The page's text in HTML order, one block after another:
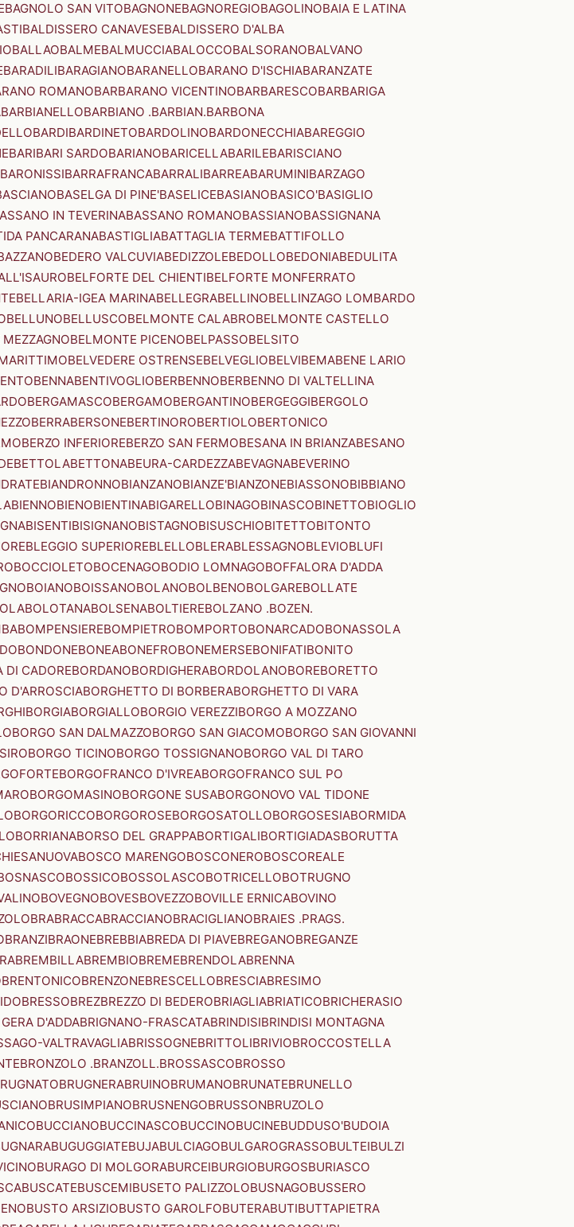
BAGNOLO SAN VITOBAGNONEBAGNOREGIOBAGOLINOBAIA E LATINA
BALDISSERO CANAVESEBALDISSERO D'ALBA
BALLAOBALMEBALMUCCIABALOCCOBALSORANOBALVANO
BARADILIBARAGIANOBARANELLOBARANO D'ISCHIABARANZATE
ROMANOBARBARANO VICENTINOBARBARESCOBARBARIGA
BARBIANELLOBARBIANO .BARBIAN.BARBONA
BARDIBARDINETOBARDOLINOBARDONECCHIABAREGGIO
BARIBARI SARDOBARIANOBARICELLABARILEBARISCIANO
BARONISSIBARRAFRANCABARRALIBARREABARUMINIBARZAGO
BASELGA DI PINE'BASELICEBASIANOBASICO'BASIGLIO
IN TEVERINABASSANO ROMANOBASSIANOBASSIGNANA
PANCARANABASTIGLIABATTAGLIA TERMEBATTIFOLLO
BEDERO VALCUVIABEDIZZOLEBEDOLLOBEDONIABEDULITA
BELFORTE DEL CHIENTIBELFORTE MONFERRATO
BELLARIA-IGEA MARINABELLEGRABELLINOBELLINZAGO LOMBARDO
BELLUNOBELLUSCOBELMONTE CALABROBELMONTE CASTELLO
BELMONTE PICENOBELPASSOBELSITO
BELVEDERE OSTRENSEBELVEGLIOBELVIBEMABENE LARIO
BENNABENTIVOGLIOBERBENNOBERBENNO DI VALTELLINA
BERGAMASCOBERGAMOBERGANTINOBERGEGGIBERGOLO
BERRABERSONEBERTINOROBERTIOLOBERTONICO
BERZO INFERIOREBERZO SAN FERMOBESANA IN BRIANZABESANO
BETTOLABETTONABEURA-CARDEZZABEVAGNABEVERINO
BIANDRONNOBIANZANOBIANZE'BIANZONEBIASSONOBIBBIANO
BIENNOBIENOBIENTINABIGARELLOBINAGOBINASCOBINETTOBIOGLIO
BISENTIBISIGNANOBISTAGNOBISUSCHIOBITETTOBITONTO
BLEGGIO SUPERIOREBLELLOBLERABLESSAGNOBLEVIOBLUFI
BOCCIOLETOBOCENAGOBODIO LOMNAGOBOFFALORA D'ADDA
BOIANOBOISSANOBOLANOBOLBENOBOLGAREBOLLATE
BOLOTANABOLSENABOLTIEREBOLZANO .BOZEN.
BOMPENSIEREBOMPIETROBOMPORTOBONARCADOBONASSOLA
BONDONEBONEABONEFROBONEMERSEBONIFATIBONITO
DI CADOREBORDANOBORDIGHERABORDOLANOBOREBORETTO
D'ARROSCIABORGHETTO DI BORBERABORGHETTO DI VARA
BORGIABORGIALLOBORGIO VEREZZIBORGO A MOZZANO
BORGO SAN DALMAZZOBORGO SAN GIACOMOBORGO SAN GIOVANNI
BORGO TICINOBORGO TOSSIGNANOBORGO VAL DI TARO
BORGOFRANCO D'IVREABORGOFRANCO SUL PO
BORGOMASINOBORGONE SUSABORGONOVO VAL TIDONE
BORGORICCOBORGOROSEBORGOSATOLLOBORGOSESIABORMIDA
BORRIANABORSO DEL GRAPPABORTIGALIBORTIGIADASBORUTTA
BOSCO MARENGOBOSCONEROBOSCOREALE
BOSSICOBOSSOLASCOBOTRICELLOBOTRUGNO
BOVEGNOBOVESBOVEZZOBOVILLE ERNICABOVINO
BRABRACCABRACCIANOBRACIGLIANOBRAIES .PRAGS.
BRANZIBRAONEBREBBIABREDA DI PIAVEBREGANOBREGANZE
BREMBILLABREMBIOBREMEBRENDOLABRENNA
BRENTONICOBRENZONEBRESCELLOBRESCIABRESIMO
BRESSOBREZBREZZO DI BEDEROBRIAGLIABRIATICOBRICHERASIO
D'ADDABRIGNANO-FRASCATABRINDISIBRINDISI MONTAGNA
VALTRAVAGLIABRISSOGNEBRITTOLIBRIVIOBROCCOSTELLA
BRONZOLO .BRANZOLL.BROSSASCOBROSSO
BRUGNERABRUINOBRUMANOBRUNATEBRUNELLO
BRUSIMPIANOBRUSNENGOBRUSSONBRUZOLO
BUCCIANOBUCCINASCOBUCCINOBUCINEBUDDUSO'BUDOIA
BUGUGGIATEBUJABULCIAGOBULGAROGRASSOBULTEIBULZI
BURAGO DI MOLGORABURCEIBURGIOBURGOSBURIASCO
BUSCATEBUSCEMIBUSETO PALIZZOLOBUSNAGOBUSSERO
BUSTO ARSIZIOBUSTO GAROLFOBUTERABUTIBUTTAPIETRA